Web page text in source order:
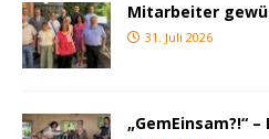
Mitarbeiter
31. Juli 2026
„GemEinsam?!“